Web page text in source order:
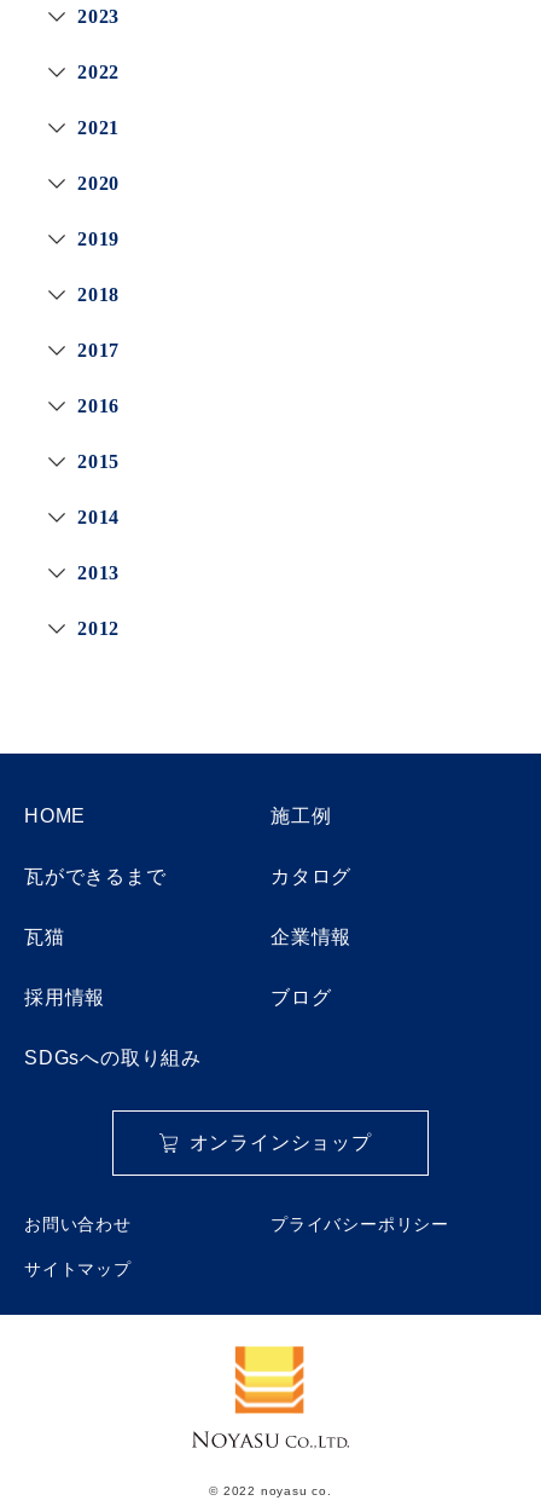
2023
2022
2021
2020
2019
2018
2017
2016
2015
2014
2013
2012
HOME 施工例
瓦ができるまで カタログ
瓦猫 企業情報
採用情報 ブログ
SDGsへの取り組み
オンラインショップ
お問い合わせ プライバシーポリシー
サイトマップ
© 2022 noyasu co.